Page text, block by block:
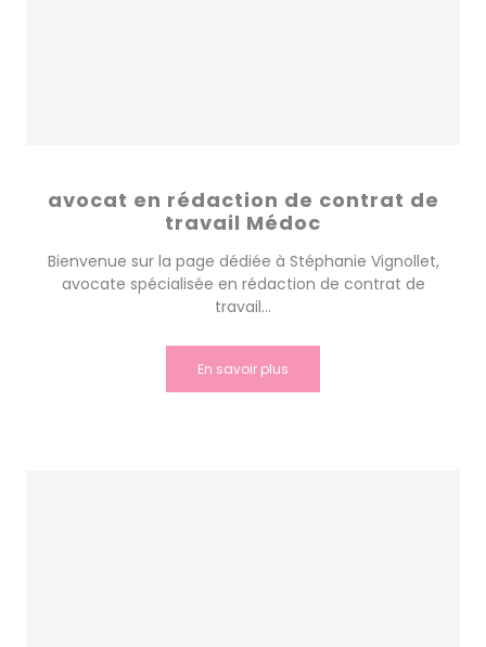
avocat en rédaction de contrat de
travail Médoc
Bienvenue sur la page dédiée à Stéphanie Vignollet,
avocate spécialisée en rédaction de contrat de
travail...
En savoir plus